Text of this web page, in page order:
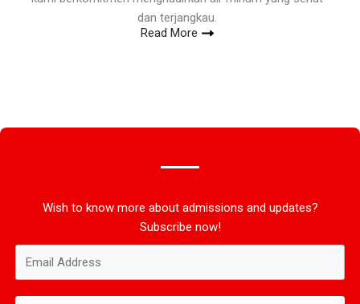
dan terjangkau.
Read More
Wish to know more about admissions and updates?
Subscribe now!